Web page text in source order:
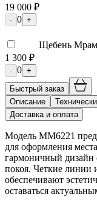
19 000 ₽
- 0 +
Щебень
1 300 ₽
- 0 +
Быстрый заказ
Описание
Доставка и оплата
Модель ММ6221
для оформления
гармоничный дизайн
покоя. Четкие линии
обеспечивают
оставаться